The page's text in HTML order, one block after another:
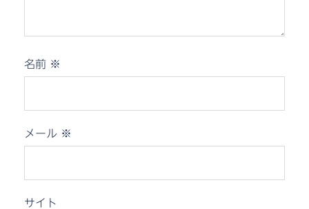
名前 ※
メール ※
サイト